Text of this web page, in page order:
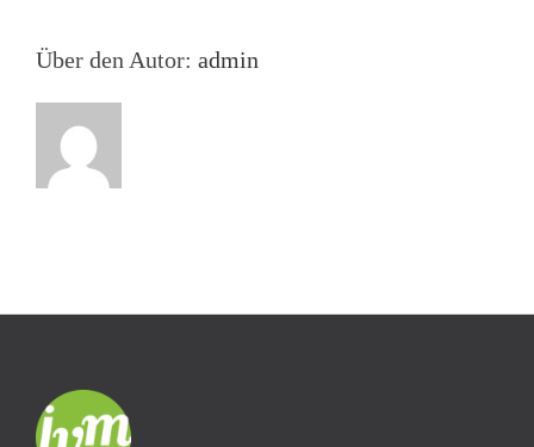
Über den Autor: admin